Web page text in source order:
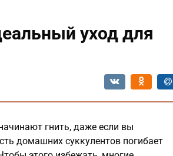
уход для
гнить, даже если вы
домашних суккулентов погибает